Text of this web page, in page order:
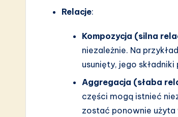
Relacje:
Kompozycja (silna
niezależnie. Na
usunięty, jego
Aggregacja (słaba
części mogą istnieć
zostać ponownie użyta